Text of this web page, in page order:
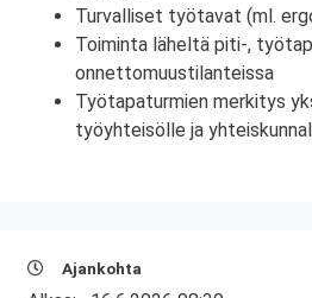
Turvalliset työtavat (ml.
Toiminta läheltä piti-,
onnettomuustilanteissa
Työtapaturmien merkitys
työyhteisölle ja
Ajankohta